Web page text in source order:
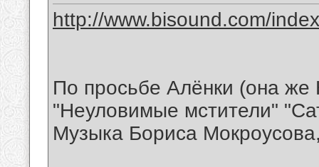
http://www.bisound.com/
По просьбе Алёнки (она же
"Неуловимые мстители"
Музыка Бориса